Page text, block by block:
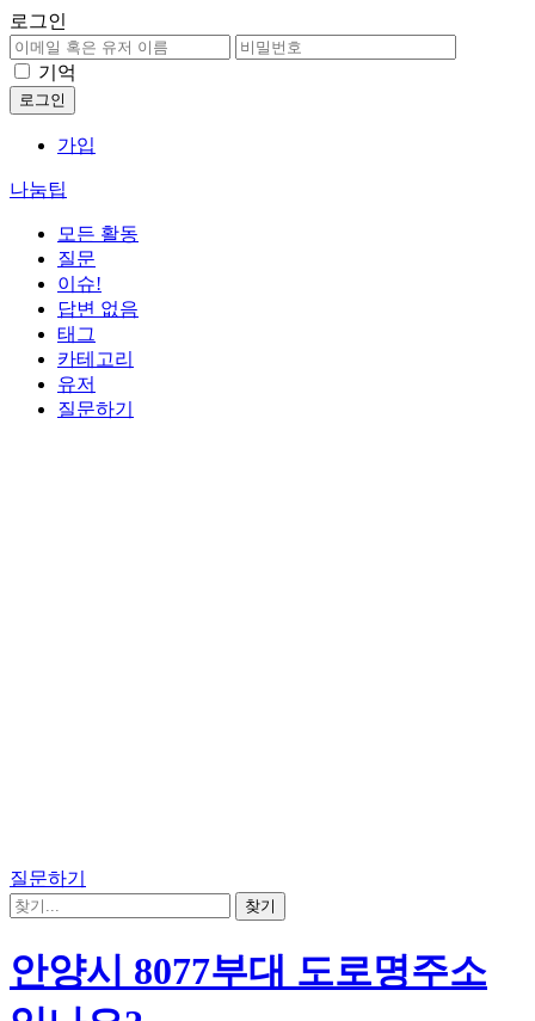
로그인
기억
가입
나눔팁
모든 활동
질문
이슈!
답변 없음
태그
카테고리
유저
질문하기
질문하기
안양시 8077부대 도로명주소